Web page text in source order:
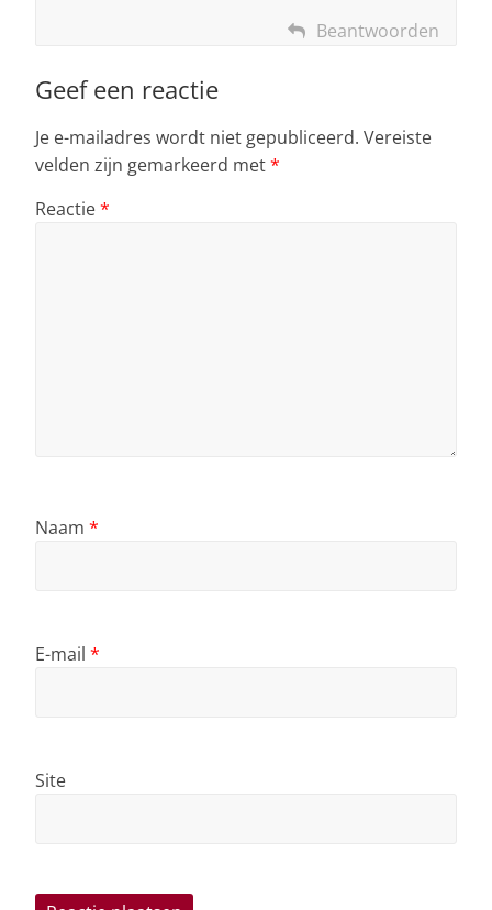
Beantwoorden
Geef een reactie
Je e-mailadres wordt niet gepubliceerd. Vereiste
velden zijn gemarkeerd met*
Reactie*
Naam *
E-mail *
Site